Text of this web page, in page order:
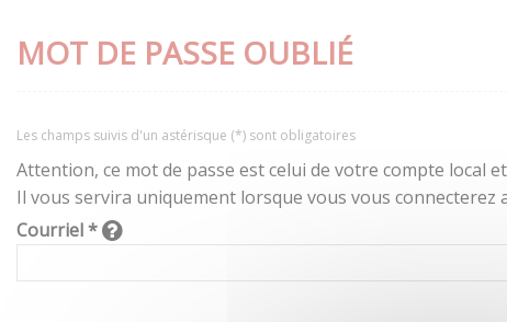
MOT DE PASSE OUBLIÉ
Les champs suivis d'un astérisque (*) sont obligatoires
Attention, ce mot de passe est celui de votre compte local
Il vous servira uniquement lorsque vous vous connecterez
Courriel *